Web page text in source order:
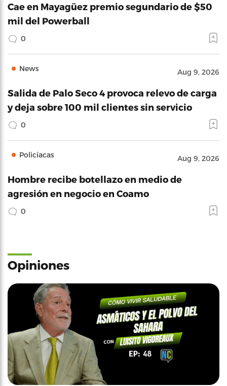
Cae en Mayagüez premio segundario de $50
mil del Powerball
0
News Aug 9, 2026
Salida de Palo Seco 4 provoca relevo de carga
y deja sobre 100 mil clientes sin servicio
0
Policíacas Aug 9, 2026
Hombre recibe botellazo en medio de
agresión en negocio en Coamo
0
Opiniones